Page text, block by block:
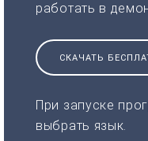
работать в
СКАЧАТЬ
При запуске
выбрать язык.